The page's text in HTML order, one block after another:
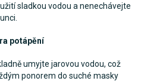
sladkou vodou a nenechávejte
potápění
umyjte jarovou vodou, což
ponorem do suché masky